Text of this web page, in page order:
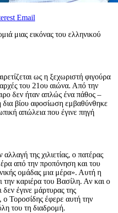
Email
μιας εικόνας του ελληνικού
ως η ξεχωριστή φιγούρα
του 21ου αιώνα. Από την
δεν ήταν απλώς ένα πάθος –
βίου αφοσίωση εμβαθύνθηκε
απώλεια που έγινε πηγή
της χιλιετίας, ο πατέρας
από την προπόνηση και του
ομάδας μια μέρα». Αυτή η
καριέρα του Βασίλη. Αν και ο
έγινε μάρτυρας της
Τοροσίδης έφερε αυτή την
του τη διαδρομή.